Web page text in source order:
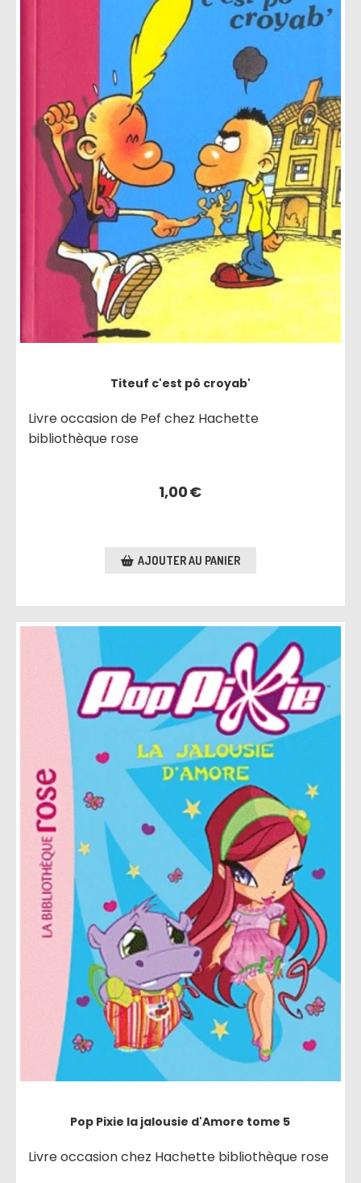
Titeuf c'est pô croyab'
Livre occasion de Pef chez Hachette
bibliothèque rose
1,00€
AJOUTER AU PANIER
Pop Pixie la jalousie d'Amore tome 5
Livre occasion chez Hachette bibliothèque rose